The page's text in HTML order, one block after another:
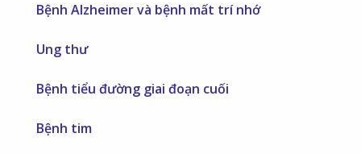
Bệnh Alzheimer và bệnh mất trí nhớ
Ung thư
Bệnh tiểu đường giai đoạn cuối
Bệnh tim